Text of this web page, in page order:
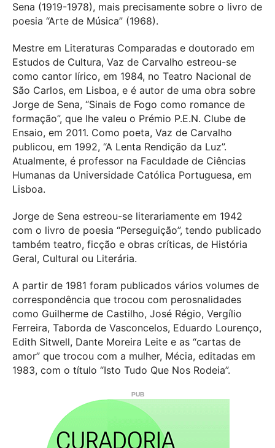
Sena (1919-1978), mais precisamente sobre o livro de
poesia “Arte de Música” (1968).
Mestre em Literaturas Comparadas e doutorado em
Estudos de Cultura, Vaz de Carvalho estreou-se
como cantor lírico, em 1984, no Teatro Nacional de
São Carlos, em Lisboa, e é autor de uma obra sobre
Jorge de Sena, “Sinais de Fogo como romance de
formação”, que lhe valeu o Prémio P.E.N. Clube de
Ensaio, em 2011. Como poeta, Vaz de Carvalho
publicou, em 1992, “A Lenta Rendição da Luz”.
Atualmente, é professor na Faculdade de Ciências
Humanas da Universidade Católica Portuguesa, em
Lisboa.
Jorge de Sena estreou-se literariamente em 1942
com o livro de poesia “Perseguição”, tendo publicado
também teatro, ficção e obras críticas, de História
Geral, Cultural ou Literária.
A partir de 1981 foram publicados vários volumes de
correspondência que trocou com perosnalidades
como Guilherme de Castilho, José Régio, Vergílio
Ferreira, Taborda de Vasconcelos, Eduardo Lourenço,
Edith Sitwell, Dante Moreira Leite e as “cartas de
amor” que trocou com a mulher, Mécia, editadas em
1983, com o título “Isto Tudo Que Nos Rodeia”.